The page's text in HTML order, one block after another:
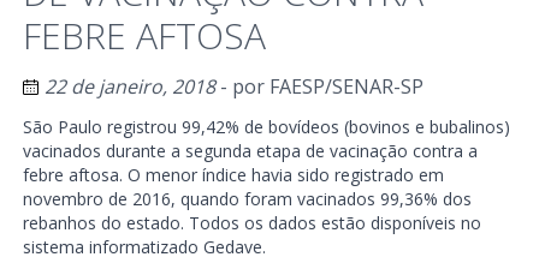
FEBRE AFTOSA
22 de janeiro, 2018- por FAESP/SENAR-SP
São Paulo registrou 99,42% de bovídeos (bovinos e bubalinos)
vacinados durante a segunda etapa de vacinação contra a
febre aftosa. O menor índice havia sido registrado em
novembro de 2016, quando foram vacinados 99,36% dos
rebanhos do estado. Todos os dados estão disponíveis no
sistema informatizado Gedave.